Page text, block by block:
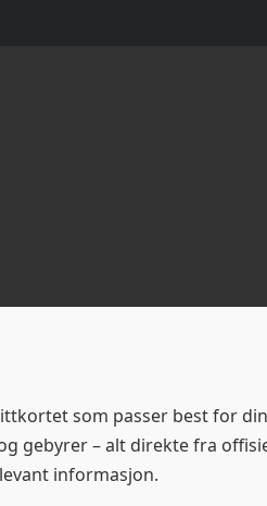
som passer best for
gebyrer – alt direkte fra
informasjon.